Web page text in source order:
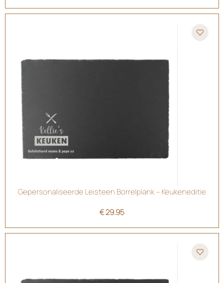
Gepersonaliseerde Leisteen Borrelplank – Keukeneditie
€29.95